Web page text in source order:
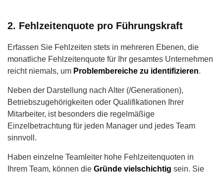
2. Fehlzeitenquote pro Führungskraft
Erfassen Sie Fehlzeiten stets in mehreren Ebenen, die
monatliche Fehlzeitenquote für Ihr gesamtes Unternehmen
reicht niemals, um Problembereiche zu identifizieren.
Neben der Darstellung nach Alter (/Generationen),
Betriebszugehörigkeiten oder Qualifikationen Ihrer
Mitarbeiter, ist besonders die regelmäßige
Einzelbetrachtung für jeden Manager und jedes Team
sinnvoll.
Haben einzelne Teamleiter hohe Fehlzeitenquoten in
Ihrem Team, können die Gründe vielschichtig sein. Sie